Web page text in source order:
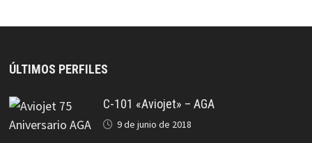
ÚLTIMOS PERFILES
C-101 «Aviojet» – AGA
9 de junio de 2018